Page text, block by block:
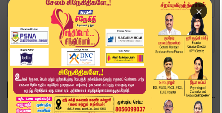
×
Home Topics